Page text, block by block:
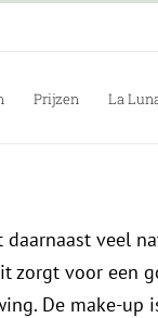
Prijzen La
veel
zorgt voor een
De make-up